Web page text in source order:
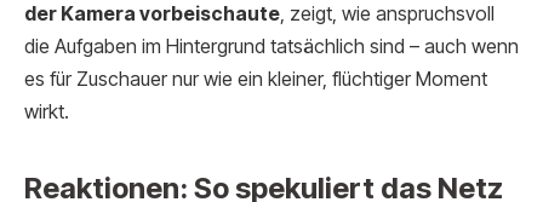
der Kamera vorbeischaute , zeigt, wie anspruchsvoll
die Aufgaben im Hintergrund tatsächlich sind – auch wenn
es für Zuschauer nur wie ein kleiner, flüchtiger Moment
wirkt.
Reaktionen: So spekuliert das Netz